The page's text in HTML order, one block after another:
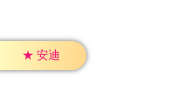
★ 安迪